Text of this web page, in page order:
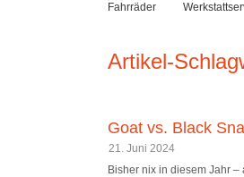
Fahrräder
Artikel-
Goat vs. Black
21. Juni 2024
Bisher nix in diesem Jahr –